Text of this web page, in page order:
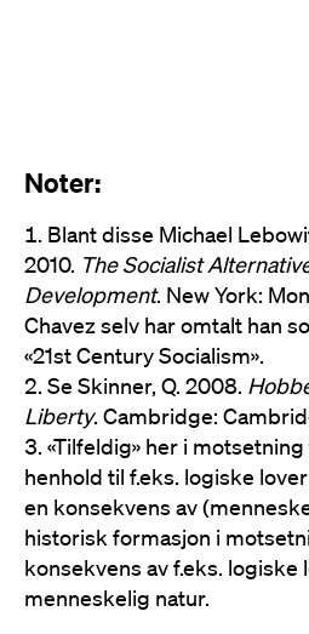
Noter:
Blant disse Michael
2010. The Socialist
Development. New York:
Chavez selv har omtalt han
«21st Century Socialism».
Se Skinner, Q. 2008.
Liberty. Cambridge:
«Tilfeldig» her i
henhold til f.eks. logiske
en konsekvens av
historisk formasjon i
konsekvens av f.eks. logiske
menneskelig natur.